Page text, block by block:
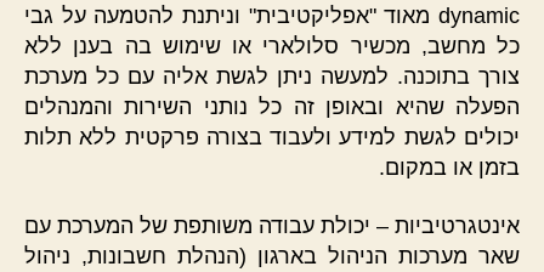
dynamic מאוד "אפליקטיבית" וניתנת להטמעה על גבי
כל מחשב, מכשיר סלולארי או שימוש בה בענן ללא
צורך בתוכנה. למעשה ניתן לגשת אליה עם כל מערכת
הפעלה שהיא ובאופן זה כל נותני השירות והמנהלים
יכולים לגשת למידע ולעבוד בצורה פרקטית ללא תלות
בזמן או במקום.
אינטגרטיביות – יכולת עבודה משותפת של המערכת עם
שאר מערכות הניהול בארגון (הנהלת חשבונות, ניהול